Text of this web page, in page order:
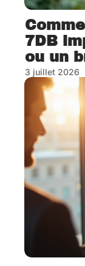
7DB
ou un
3 juillet 2026